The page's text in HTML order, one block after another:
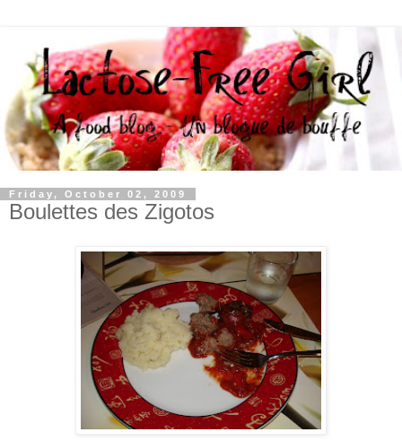
Friday, October 02, 2009
Boulettes des Zigotos